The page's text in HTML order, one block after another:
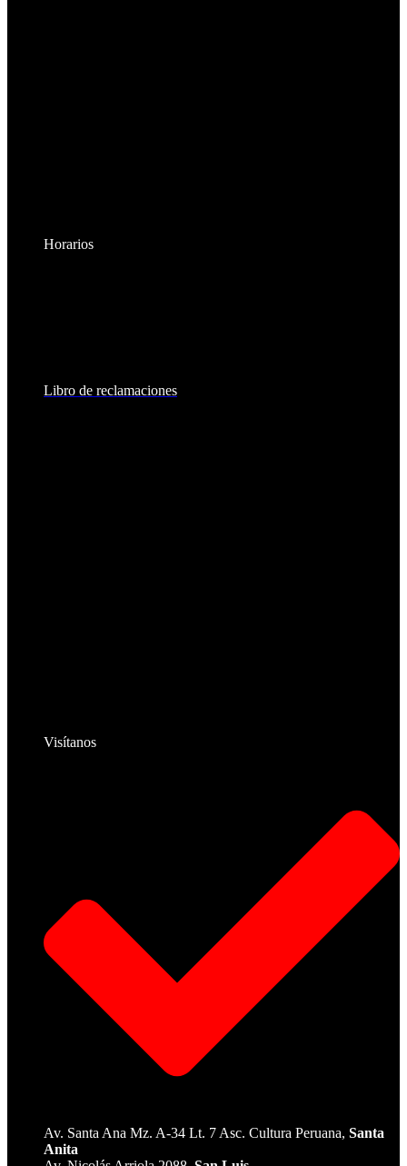
Horarios
Libro de reclamaciones
Visítanos
Av. Santa Ana Mz. A-34 Lt. 7 Asc. Cultura Peruana, Santa
Anita